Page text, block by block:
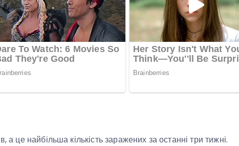
це найбільша кількість заражених за останні три тижні.